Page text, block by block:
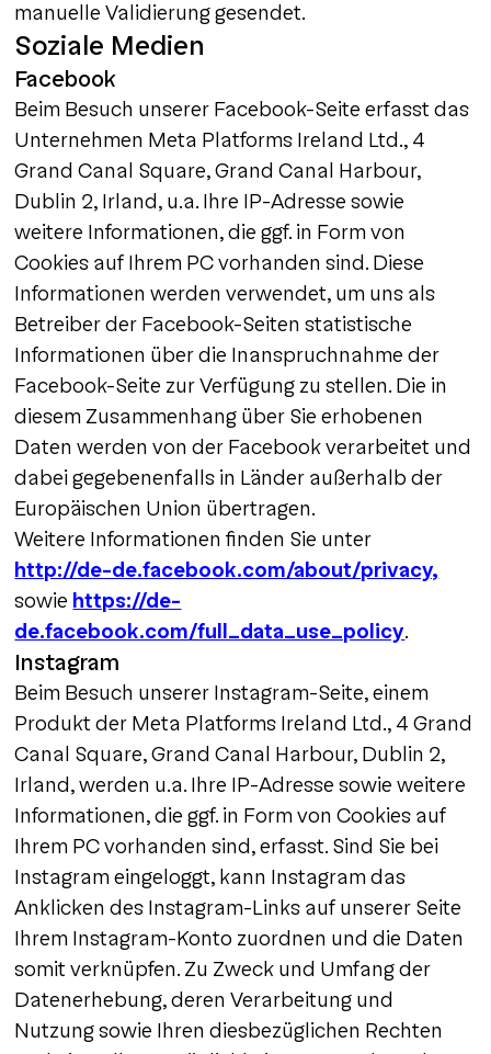
manuelle Validierung gesendet.
Soziale Medien
Facebook
Beim Besuch unserer Facebook-Seite erfasst das
Unternehmen Meta Platforms Ireland Ltd., 4
Grand Canal Square, Grand Canal Harbour,
Dublin 2, Irland, u.a. Ihre IP-Adresse sowie
weitere Informationen, die ggf. in Form von
Cookies auf Ihrem PC vorhanden sind. Diese
Informationen werden verwendet, um uns als
Betreiber der Facebook-Seiten statistische
Informationen über die Inanspruchnahme der
Facebook-Seite zur Verfügung zu stellen. Die in
diesem Zusammenhang über Sie erhobenen
Daten werden von der Facebook verarbeitet und
dabei gegebenenfalls in Länder außerhalb der
Europäischen Union übertragen.
Weitere Informationen finden Sie unter
http://de-de.facebook.com/about/privacy,
sowie https://de-
de.facebook.com/full_data_use_policy.
Instagram
Beim Besuch unserer Instagram-Seite, einem
Produkt der Meta Platforms Ireland Ltd., 4 Grand
Canal Square, Grand Canal Harbour, Dublin 2,
Irland, werden u.a. Ihre IP-Adresse sowie weitere
Informationen, die ggf. in Form von Cookies auf
Ihrem PC vorhanden sind, erfasst. Sind Sie bei
Instagram eingeloggt, kann Instagram das
Anklicken des Instagram-Links auf unserer Seite
Ihrem Instagram-Konto zuordnen und die Daten
somit verknüpfen. Zu Zweck und Umfang der
Datenerhebung, deren Verarbeitung und
Nutzung sowie Ihren diesbezüglichen Rechten